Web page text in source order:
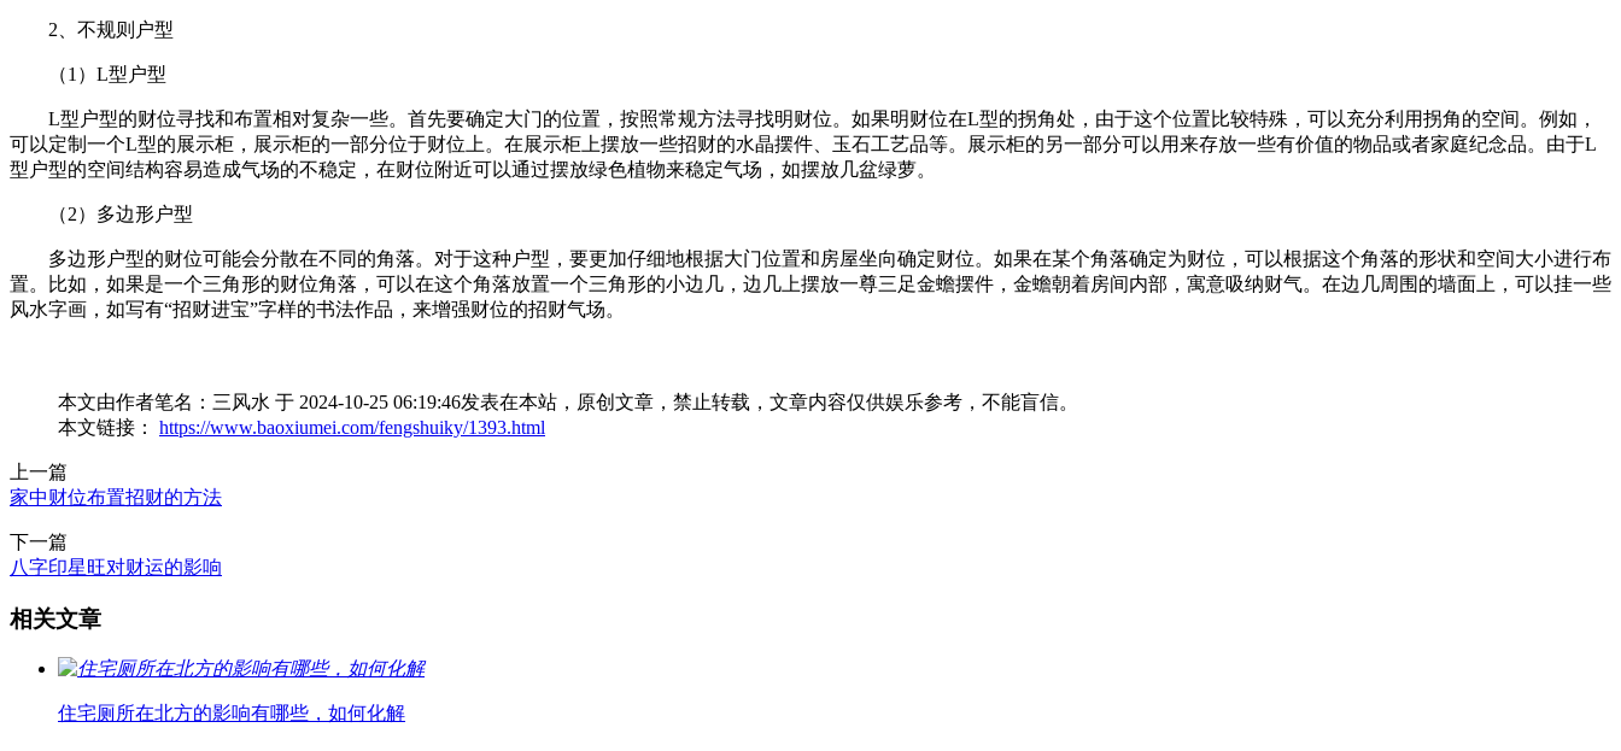
2、不规则户型
（1）L型户型
L型户型的财位寻找和布置相对复杂一些。首先要确定大门的位置，按照常规方法寻找明财位。如果明财位在L型的拐角处，由于这个位置比较特殊，可以充分利用拐角的空间。例如，
可以定制一个L型的展示柜，展示柜的一部分位于财位上。在展示柜上摆放一些招财的水晶摆件、玉石工艺品等。展示柜的另一部分可以用来存放一些有价值的物品或者家庭纪念品。由于L
型户型的空间结构容易造成气场的不稳定，在财位附近可以通过摆放绿色植物来稳定气场，如摆放几盆绿萝。
（2）多边形户型
多边形户型的财位可能会分散在不同的角落。对于这种户型，要更加仔细地根据大门位置和房屋坐向确定财位。如果在某个角落确定为财位，可以根据这个角落的形状和空间大小进行布
置。比如，如果是一个三角形的财位角落，可以在这个角落放置一个三角形的小边几，边几上摆放一尊三足金蟾摆件，金蟾朝着房间内部，寓意吸纳财气。在边几周围的墙面上，可以挂一些
风水字画，如写有“招财进宝”字样的书法作品，来增强财位的招财气场。
本文由作者笔名：三风水 于 2024-10-25 06:19:46发表在本站，原创文章，禁止转载，文章内容仅供娱乐参考，不能盲信。
本文链接： https://www.baoxiumei.com/fengshuiky/1393.html
上一篇
​家中财位布置招财的方法
下一篇
八字印星旺对财运的影响
相关文章
住宅厕所在北方的影响有哪些，如何化解